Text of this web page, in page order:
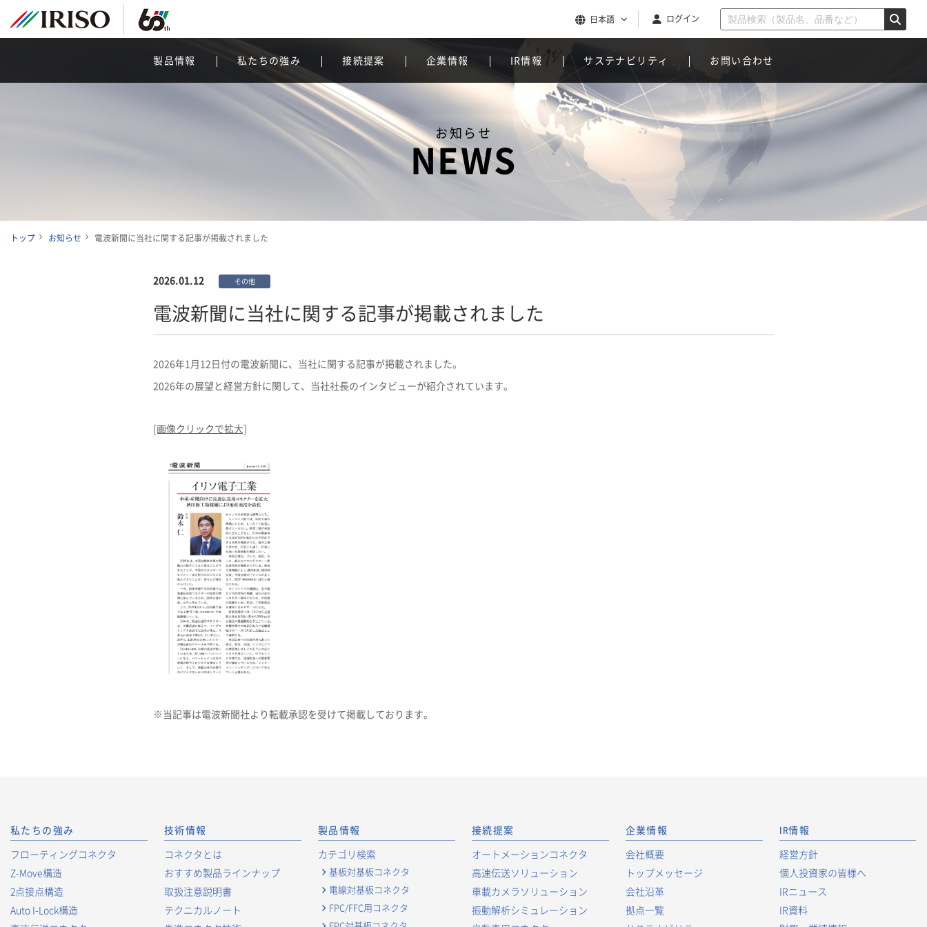
日本語 ログイン
製品情報 私たちの強み 接続提案 企業情報 IR情報 サステナビリティ お問い合わせ
お知らせ
NEWS
トップ お知らせ 電波新聞に当社に関する記事が掲載されました
2026.01.12 その他
電波新聞に当社に関する記事が掲載されました
2026年1月12日付の電波新聞に、当社に関する記事が掲載されました。
2026年の展望と経営方針に関して、当社社長のインタビューが紹介されています。
[画像クリックで拡大]
※当記事は電波新聞社より転載承認を受けて掲載しております。
私たちの強み
フローティングコネクタ
Z-Move構造
2点接点構造
Auto I-Lock構造
技術情報
コネクタとは
おすすめ製品ラインナップ
取扱注意説明書
テクニカルノート
製品情報
カテゴリ検索
基板対基板コネクタ
電線対基板コネクタ
FPC/FFC用コネクタ
接続提案
オートメーションコネクタ
高速伝送ソリューション
車載カメラソリューション
振動解析シミュレーション
企業情報
会社概要
トップメッセージ
会社沿革
拠点一覧
IR情報
経営方針
個人投資家の皆様へ
IRニュース
IR資料